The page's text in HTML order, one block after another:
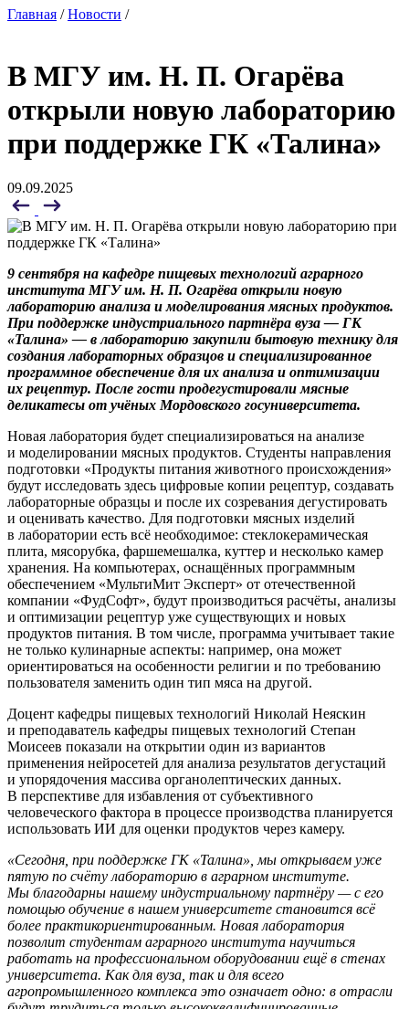
Главная /Новости /
В МГУ им. Н. П. Огарёва
открыли новую лабораторию
при поддержке ГК «Талина»
09.09.2025
9 сентября на кафедре пищевых технологий аграрного
института МГУ им. Н. П. Огарёва открыли новую
лабораторию анализа и моделирования мясных продуктов.
При поддержке индустриального партнёра вуза — ГК
«Талина» — в лабораторию закупили бытовую технику для
создания лабораторных образцов и специализированное
программное обеспечение для их анализа и оптимизации
их рецептур. После гости продегустировали мясные
деликатесы от учёных Мордовского госуниверситета.
Новая лаборатория будет специализироваться на анализе
и моделировании мясных продуктов. Студенты направления
подготовки «Продукты питания животного происхождения»
будут исследовать здесь цифровые копии рецептур, создавать
лабораторные образцы и после их созревания дегустировать
и оценивать качество. Для подготовки мясных изделий
в лаборатории есть всё необходимое: стеклокерамическая
плита, мясорубка, фаршемешалка, куттер и несколько камер
хранения. На компьютерах, оснащённых программным
обеспечением «МультиМит Эксперт» от отечественной
компании «ФудСофт», будут производиться расчёты, анализы
и оптимизации рецептур уже существующих и новых
продуктов питания. В том числе, программа учитывает такие
не только кулинарные аспекты: например, она может
ориентироваться на особенности религии и по требованию
пользователя заменить один тип мяса на другой.
Доцент кафедры пищевых технологий Николай Неяскин
и преподаватель кафедры пищевых технологий Степан
Моисеев показали на открытии один из вариантов
применения нейросетей для анализа результатов дегустаций
и упорядочения массива органолептических данных.
В перспективе для избавления от субъективного
человеческого фактора в процессе производства планируется
использовать ИИ для оценки продуктов через камеру.
«Сегодня, при поддержке ГК «Талина», мы открываем уже
пятую по счёту лабораторию в аграрном институте.
Мы благодарны нашему индустриальному партнёру — с его
помощью обучение в нашем университете становится всё
более практикориентированным. Новая лаборатория
позволит студентам аграрного института научиться
работать на профессиональном оборудовании ещё в стенах
университета. Как для вуза, так и для всего
агропромышленного комплекса это означает одно: в отрасли